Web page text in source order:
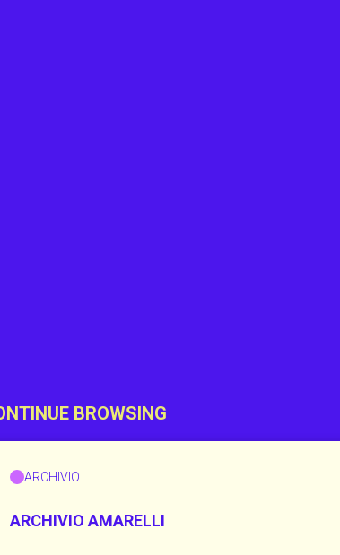
BROWSING
ARCHIVIO
ARCHIVIO AMARELLI